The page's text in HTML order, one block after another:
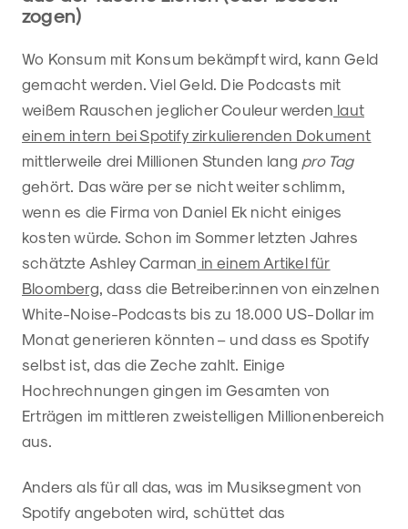
zogen)
Wo Konsum mit Konsum bekämpft wird, kann Geld
gemacht werden. Viel Geld. Die Podcasts mit
weißem Rauschen jeglicher Couleur werden laut
einem intern bei Spotify zirkulierenden Dokument
mittlerweile drei Millionen Stunden lang pro Tag
gehört. Das wäre per se nicht weiter schlimm,
wenn es die Firma von Daniel Ek nicht einiges
kosten würde. Schon im Sommer letzten Jahres
schätzte Ashley Carman in einem Artikel für
Bloomberg, dass die Betreiber:innen von einzelnen
White-Noise-Podcasts bis zu 18.000 US-Dollar im
Monat generieren könnten – und dass es Spotify
selbst ist, das die Zeche zahlt. Einige
Hochrechnungen gingen im Gesamten von
Erträgen im mittleren zweistelligen Millionenbereich
aus.
Anders als für all das, was im Musiksegment von
Spotify angeboten wird, schüttet das